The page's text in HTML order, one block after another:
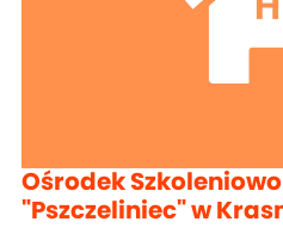
Ośrodek
"Pszczeliniec" w